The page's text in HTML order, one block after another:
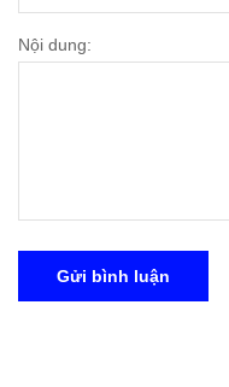
Nội dung:
Gửi bình luận